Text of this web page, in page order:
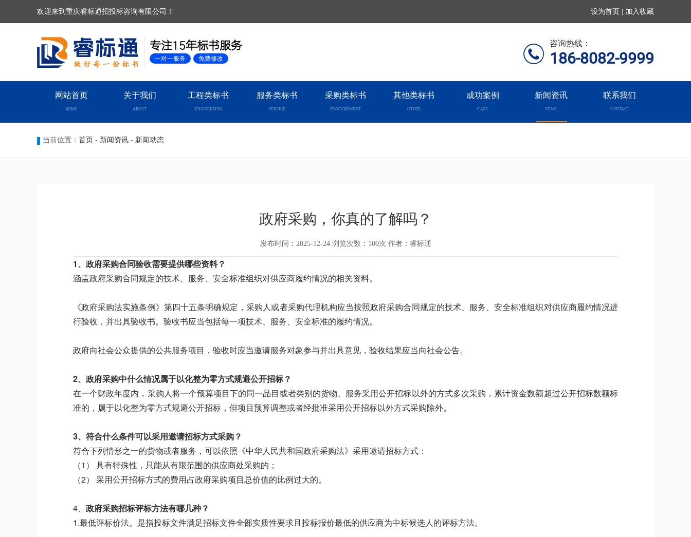
欢迎来到重庆睿标通招投标咨询有限公司！ 设为首页 | 加入收藏
专注15年标书服务
一对一服务 免费修改
咨询热线：
186-8082-9999
网站首页
HOME
关于我们
ABOUT
工程类标书
ENGINEERING
服务类标书
SERVICE
采购类标书
PROCUREMENT
其他类标书
OTHER
成功案例
CASE
新闻资讯
NEWS
联系我们
CONTACT
当前位置： 首页 - 新闻资讯 - 新闻动态
政府采购，你真的了解吗？
发布时间：2025-12-24 浏览次数：100次 作者：睿标通
1、政府采购合同验收需要提供哪些资料？
涵盖政府采购合同规定的技术、服务、安全标准组织对供应商履约情况的相关资料。
《政府采购法实施条例》第四十五条明确规定，采购人或者采购代理机构应当按照政府采购合同规定的技术、服务、安全标准组织对供应商履约情况进
行验收，并出具验收书。验收书应当包括每一项技术、服务、安全标准的履约情况。
政府向社会公众提供的公共服务项目，验收时应当邀请服务对象参与并出具意见，验收结果应当向社会公告。
2、政府采购中什么情况属于以化整为零方式规避公开招标？
在一个财政年度内，采购人将一个预算项目下的同一品目或者类别的货物、服务采用公开招标以外的方式多次采购，累计资金数额超过公开招标数额标
准的，属于以化整为零方式规避公开招标，但项目预算调整或者经批准采用公开招标以外方式采购除外。
3、符合什么条件可以采用邀请招标方式采购？
符合下列情形之一的货物或者服务，可以依照《中华人民共和国政府采购法》采用邀请招标方式：
（1） 具有特殊性，只能从有限范围的供应商处采购的；
（2） 采用公开招标方式的费用占政府采购项目总价值的比例过大的。
4、 政府采购招标评标方法有哪几种？
1.最低评标价法。是指投标文件满足招标文件全部实质性要求且投标报价最低的供应商为中标候选人的评标方法。